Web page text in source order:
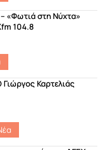
«Φωτιά στη Νύχτα»
104.8
Καρτελιάς